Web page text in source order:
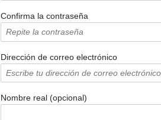
Confirma la contraseña
Dirección de correo electrónico
Nombre real (opcional)